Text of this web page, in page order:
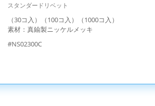
スタンダードリベット
（30コ入）（100コ入）（1000コ入）
素材：真鍮製ニッケルメッキ
#NS02300C